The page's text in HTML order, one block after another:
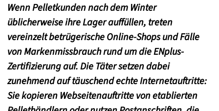
Wenn Pelletkunden nach dem Winter
üblicherweise ihre Lager auffüllen, treten
vereinzelt betrügerische Online-Shops und Fälle
von Markenmissbrauch rund um die ENplus-
Zertifizierung auf. Die Täter setzen dabei
zunehmend auf täuschend echte Internetauftritte:
Sie kopieren Webseitenauftritte von etablierten